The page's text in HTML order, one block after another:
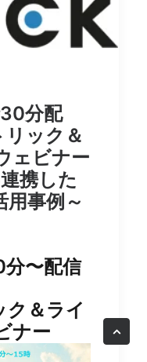
分配
ック＆
ェビナー
携した
用事例～
〜配信
ク＆ライ
ナー